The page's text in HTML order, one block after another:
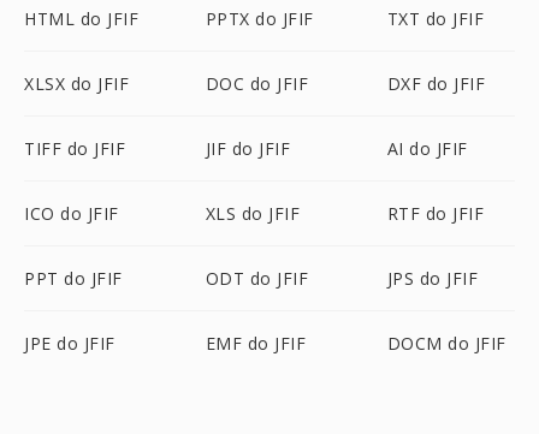
HTML do JFIF PPTX do JFIF TXT do JFIF
XLSX do JFIF DOC do JFIF DXF do JFIF
TIFF do JFIF JIF do JFIF AI do JFIF
ICO do JFIF XLS do JFIF RTF do JFIF
PPT do JFIF ODT do JFIF JPS do JFIF
JPE do JFIF EMF do JFIF DOCM do JFIF